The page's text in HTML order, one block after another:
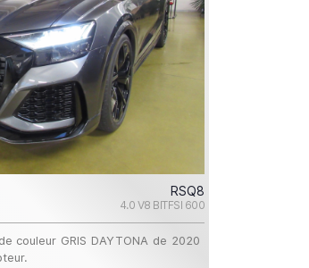
RSQ8
4.0 V8 BITFSI 600
couleur GRIS DAYTONA de 2020